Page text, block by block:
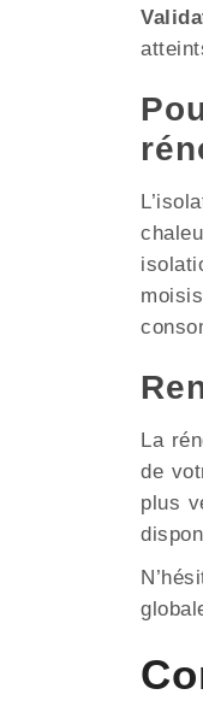
La
de
plus